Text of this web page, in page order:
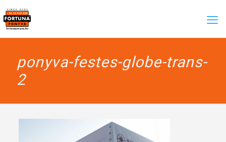
ponyva-festes-globe-trans-
2